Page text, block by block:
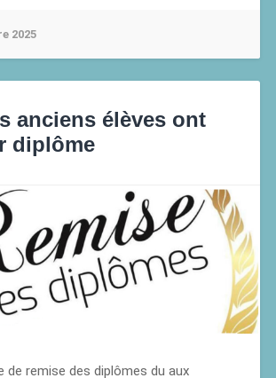
2025
anciens élèves ont
diplôme
de remise des diplômes du aux